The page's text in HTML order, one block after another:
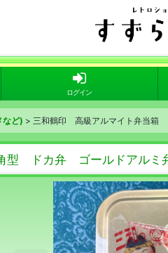
ログイン
など) > 三和鶴印 高級アルマイト弁当
ドカ弁 ゴールドアルミ